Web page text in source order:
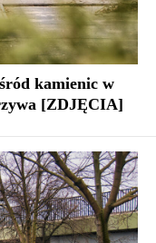
kamienic w
[ZDJĘCIA]